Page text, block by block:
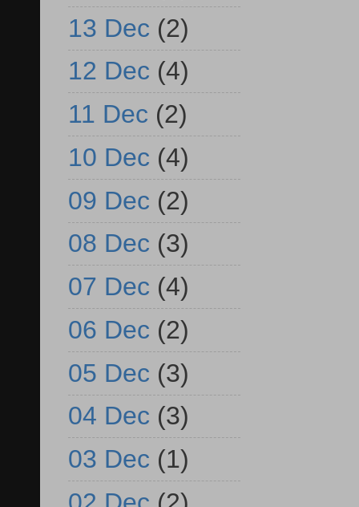
13 Dec (2)
12 Dec (4)
11 Dec (2)
10 Dec (4)
09 Dec (2)
08 Dec (3)
07 Dec (4)
06 Dec (2)
05 Dec (3)
04 Dec (3)
03 Dec (1)